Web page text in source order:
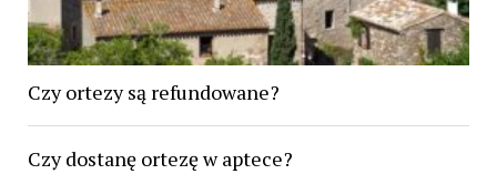
Czy ortezy są refundowane?
Czy dostanę ortezę w aptece?